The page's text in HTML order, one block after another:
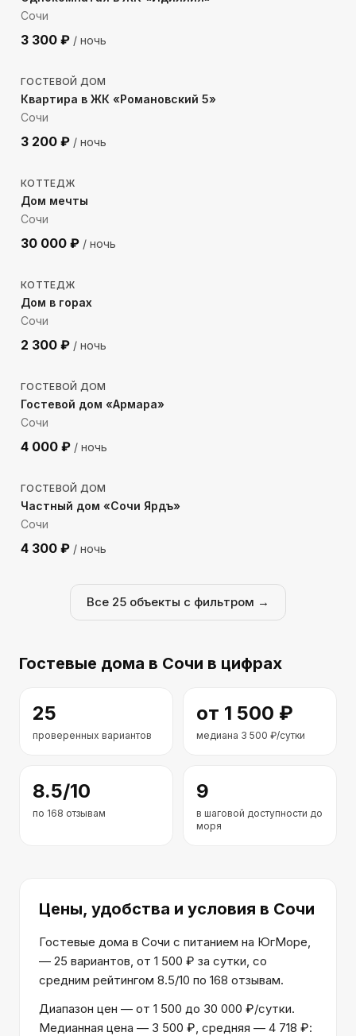
Сочи
3 300 ₽ / ночь
810м до моря
ГОСТЕВОЙ ДОМ
Квартира в ЖК «Романовский 5»
Сочи
3 200 ₽ / ночь
1014 м до моря
КОТТЕДЖ
Дом мечты
Сочи
30 000 ₽ / ночь
1456 м до моря
КОТТЕДЖ
Дом в горах
Сочи
2 300 ₽ / ночь
639м до моря
ГОСТЕВОЙ ДОМ
Гостевой дом «Армара»
Сочи
4 000 ₽ / ночь
257м до моря
ГОСТЕВОЙ ДОМ
Частный дом «Сочи Ярдъ»
Сочи
4 300 ₽ / ночь
Все 25 объекты с фильтром →
Гостевые дома в Сочи в цифрах
25
проверенных вариантов
от 1 500 ₽
медиана 3 500 ₽/сутки
8.5/10
по 168 отзывам
9
в шаговой доступности до
моря
Цены, удобства и условия в Сочи
Гостевые дома в Сочи с питанием на ЮгМоре,
— 25 вариантов, от 1 500 ₽ за сутки, со
средним рейтингом 8.5/10 по 168 отзывам.
Диапазон цен — от 1 500 до 30 000 ₽/сутки.
Медианная цена — 3 500 ₽, средняя — 4 718 ₽: